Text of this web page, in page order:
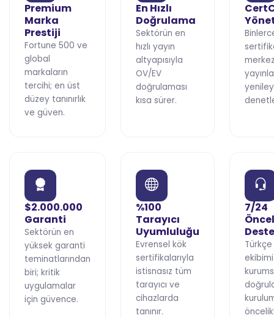
Premium
Marka
Prestiji
Fortune 500 ve
global
markaların
tercihi; en üst
düzey tanınırlık
ve güven.
En Hızlı
Doğrulama
Sektörün en
hızlı yayın
altyapısıyla
OV/EV
doğrulaması
kısa sürer.
$2.000.000
Garanti
Sektörün en
yüksek garanti
teminatlarından
biri; kritik
uygulamalar
için güvence.
%100
Tarayıcı
Uyumluluğu
Evrensel kök
sertifikalarıyla
istisnasız tüm
tarayıcı ve
cihazlarda
tanınır.
7/24